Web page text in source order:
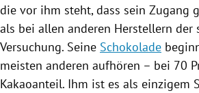
die vor ihm steht, dass sein Zugang
als bei allen anderen Herstellern der
Versuchung. Seine Schokolade
meisten anderen aufhören – bei 70
Kakaoanteil. Ihm ist es als einzigem